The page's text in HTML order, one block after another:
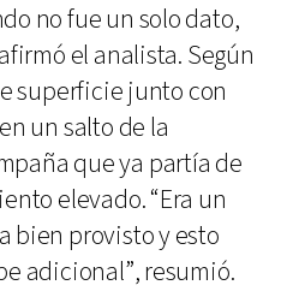
no fue un solo dato,
el analista. Según
superficie junto con
un salto de la
que ya partía de
elevado. “Era un
bien provisto y esto
adicional”, resumió.